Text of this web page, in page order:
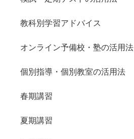
教科別学習アドバイス
オンライン予備校・塾の活用法
個別指導・個別教室の活用法
春期講習
夏期講習